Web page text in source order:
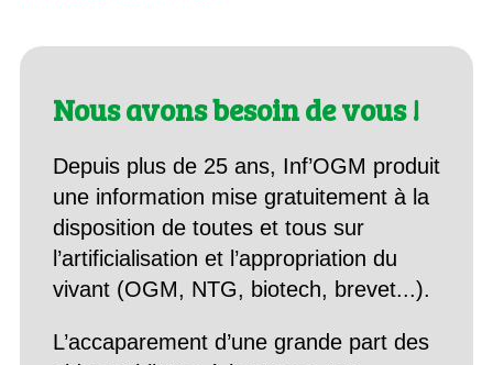
Nous avons besoin de vous !
Depuis plus de 25 ans, Inf’OGM produit
une information mise gratuitement à la
disposition de toutes et tous sur
l’artificialisation et l’appropriation du
vivant (OGM, NTG, biotech, brevet...).
L’accaparement d’une grande part des